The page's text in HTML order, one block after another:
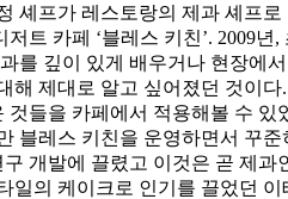
셰프가 레스토랑의 제과 셰프
트 카페 ‘블레스 키친’. 2009
를 깊이 있게 배우거나 현장에
해 제대로 알고 싶어졌던 것이
들을 카페에서 적용해볼 수
블레스 키친을 운영하면서 꾸
개발에 끌렸고 이것은 곧 제
일의 케이크로 인기를 끌었던